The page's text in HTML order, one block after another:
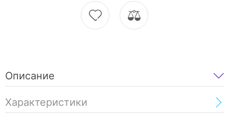
Описание
Характеристики